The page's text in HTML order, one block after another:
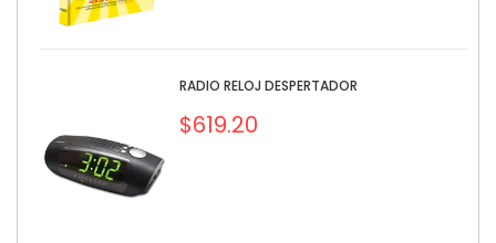
RADIO RELOJ DESPERTADOR
$619.20